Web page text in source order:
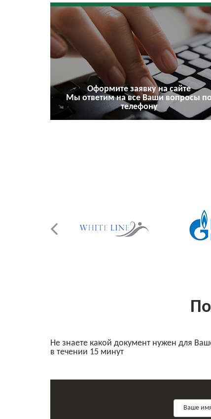
Оформите заявку на сайте
Мы ответим на все Ваши вопросы по
телефону
Не знаете какой документ нужен для
в течении 15 минут